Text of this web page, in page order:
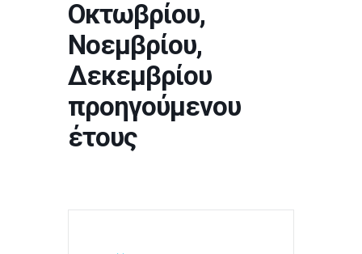
Οκτωβρίου,
Νοεμβρίου,
Δεκεμβρίου
προηγούμενου
έτους